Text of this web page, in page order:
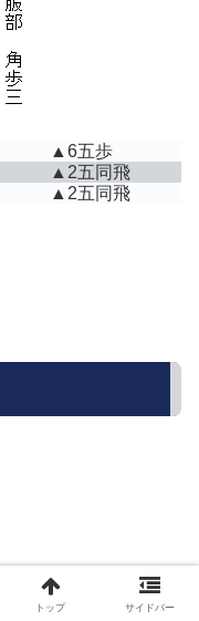
▲6五歩
▲2五同飛
▲2五同飛
トップ サイドバー